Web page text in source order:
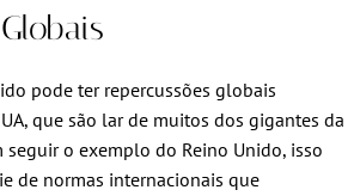
pode ter repercussões globais
que são lar de muitos dos gigantes da
o exemplo do Reino Unido, isso
de normas internacionais que